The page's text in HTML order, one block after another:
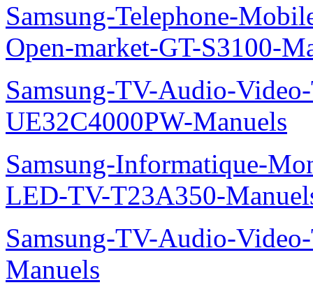
Samsung-Telephone-
Open-market-GT-S3100-
Samsung-TV-Audio-
UE32C4000PW-Manuels
Samsung-Informatique-
LED-TV-T23A350-
Samsung-TV-Audio-
Manuels